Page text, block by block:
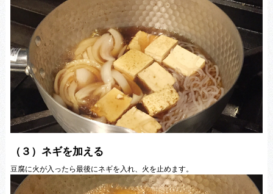
（３）ネギを加える
豆腐に火が入ったら最後にネギを入れ、火を止めます。